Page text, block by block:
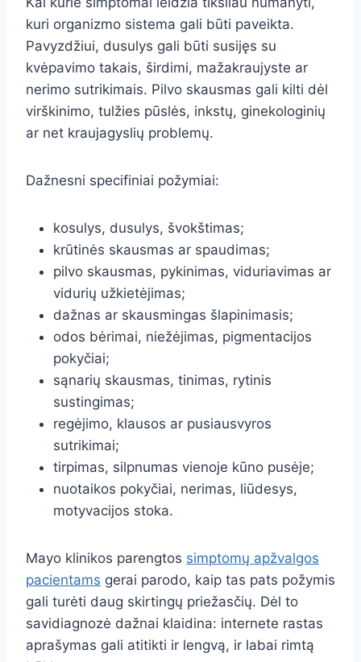
kuri organizmo sistema gali būti paveikta.
Pavyzdžiui, dusulys gali būti susijęs su
kvėpavimo takais, širdimi, mažakraujyste ar
nerimo sutrikimais. Pilvo skausmas gali kilti dėl
virškinimo, tulžies pūslės, inkstų, ginekologinių
ar net kraujagyslių problemų.
Dažnesni specifiniai požymiai:
kosulys, dusulys, švokštimas;
krūtinės skausmas ar spaudimas;
pilvo skausmas, pykinimas, viduriavimas ar
vidurių užkietėjimas;
dažnas ar skausmingas šlapinimasis;
odos bėrimai, niežėjimas, pigmentacijos
pokyčiai;
sąnarių skausmas, tinimas, rytinis
sustingimas;
regėjimo, klausos ar pusiausvyros
sutrikimai;
tirpimas, silpnumas vienoje kūno pusėje;
nuotaikos pokyčiai, nerimas, liūdesys,
motyvacijos stoka.
Mayo klinikos parengtos simptomų apžvalgos
pacientams gerai parodo, kaip tas pats požymis
gali turėti daug skirtingų priežasčių. Dėl to
savidiagnozė dažnai klaidina: internete rastas
aprašymas gali atitikti ir lengvą, ir labai rimtą